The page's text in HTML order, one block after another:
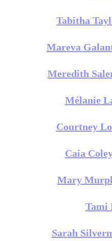
Tabitha
Mareva
Meredith
Mélanie
Courtney
Caia
Mary
Tami
Sarah